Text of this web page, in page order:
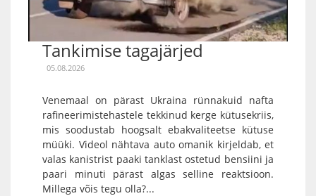
Tankimise tagajärjed
05.08.2026
Venemaal on pärast Ukraina rünnakuid nafta
rafineerimistehastele tekkinud kerge kütusekriis,
mis soodustab hoogsalt ebakvaliteetse kütuse
müüki. Videol nähtava auto omanik kirjeldab, et
valas kanistrist paaki tanklast ostetud bensiini ja
paari minuti pärast algas selline reaktsioon.
Millega võis tegu olla?...